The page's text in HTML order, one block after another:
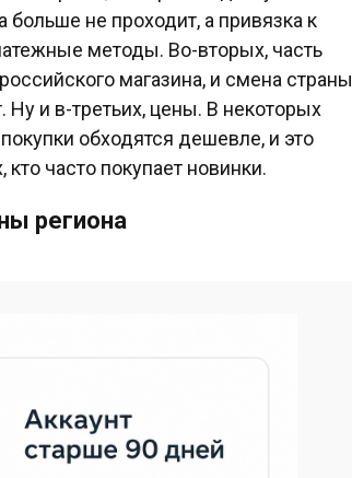
больше не проходит, а привязка к
методы. Во-вторых, часть
магазина, и смена страны
Ну и в-третьих, цены. В некоторых
обходятся дешевле, и это
часто покупает новинки.
региона